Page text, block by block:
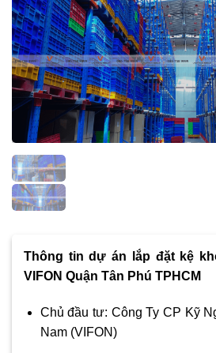
Thông tin dự án lắp đặt kệ
VIFON Quận Tân Phú TPHCM
Chủ đầu tư: Công Ty CP Kỹ
Nam (VIFON)